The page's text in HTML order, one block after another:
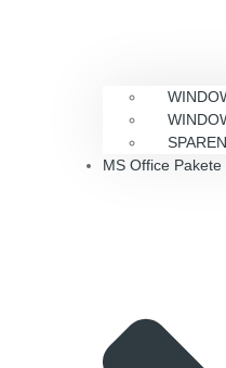
MS Office Pakete